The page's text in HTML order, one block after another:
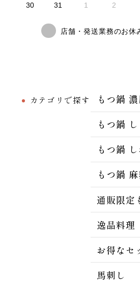
カテゴリで探す
もつ鍋
もつ鍋
もつ鍋
もつ鍋
通販限定
逸品料理
お得なセ
馬刺し
30 31 1 2
店舗・発送業務のお休